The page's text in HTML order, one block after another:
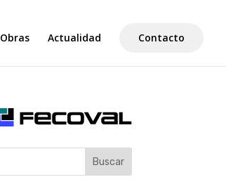
Obras Actualidad Contacto
Buscar